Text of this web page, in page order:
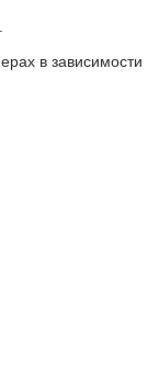
в зависимости